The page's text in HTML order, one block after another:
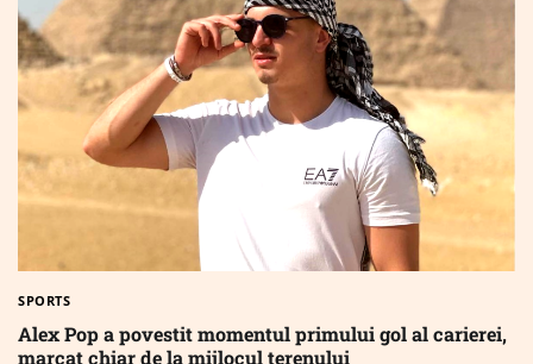
SPORTS
Alex Pop a povestit momentul primului gol al carierei,
marcat chiar de la mijlocul terenului